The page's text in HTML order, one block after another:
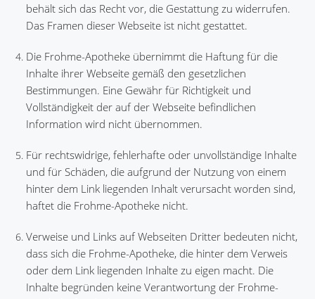
behält sich das Recht vor, die Gestattung zu widerrufen.
Das Framen dieser Webseite ist nicht gestattet.
Die Frohme-Apotheke übernimmt die Haftung für die
Inhalte ihrer Webseite gemäß den gesetzlichen
Bestimmungen. Eine Gewähr für Richtigkeit und
Vollständigkeit der auf der Webseite befindlichen
Information wird nicht übernommen.
Für rechtswidrige, fehlerhafte oder unvollständige Inhalte
und für Schäden, die aufgrund der Nutzung von einem
hinter dem Link liegenden Inhalt verursacht worden sind,
haftet die Frohme-Apotheke nicht.
Verweise und Links auf Webseiten Dritter bedeuten nicht,
dass sich die Frohme-Apotheke, die hinter dem Verweis
oder dem Link liegenden Inhalte zu eigen macht. Die
Inhalte begründen keine Verantwortung der Frohme-